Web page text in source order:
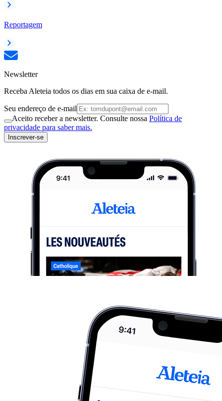
Reportagem
Newsletter
Receba Aleteia todos os dias em sua caixa de e-mail.
Seu endereço de e-mail
Aceito receber a newsletter. Consulte nossa Política de
privacidade para saber mais.
Inscrever-se